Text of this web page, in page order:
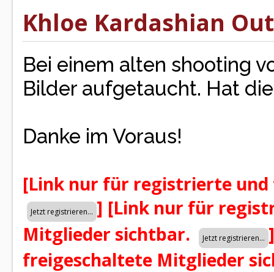
Khloe Kardashian
Bei einem alten shooting
Bilder aufgetaucht. Hat
Danke im Voraus!
[Link nur für registrierte
] [Link nur für
Mitglieder sichtbar.
]
freigeschaltete Mitglieder